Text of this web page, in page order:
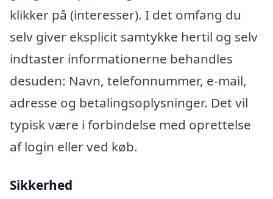
klikker på (interesser). I det omfang du
selv giver eksplicit samtykke hertil og selv
indtaster informationerne behandles
desuden: Navn, telefonnummer, e-mail,
adresse og betalingsoplysninger. Det vil
typisk være i forbindelse med oprettelse
af login eller ved køb.
Sikkerhed